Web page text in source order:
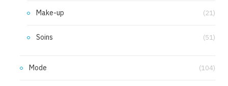
Make-up (21)
Soins (51)
Mode (104)